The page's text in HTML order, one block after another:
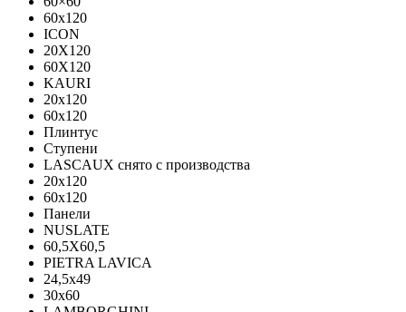
60x120
ICON
20X120
60X120
KAURI
20x120
60x120
Плинтус
Ступени
LASCAUX снято с производства
20x120
60x120
Панели
NUSLATE
60,5X60,5
PIETRA LAVICA
24,5x49
30x60